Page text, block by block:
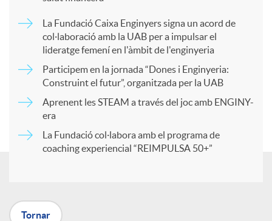
r
La Fundació Caixa Enginyers signa un acord de
col·laboració amb la UAB per a impulsar el
lideratge femení en l'àmbit de l'enginyeria
Participem en la jornada “Dones i Enginyeria:
Construint el futur”, organitzada per la UAB
Aprenent les STEAM a través del joc amb ENGINY-
era
La Fundació col·labora amb el programa de
coaching experiencial “REIMPULSA 50+”
Tornar